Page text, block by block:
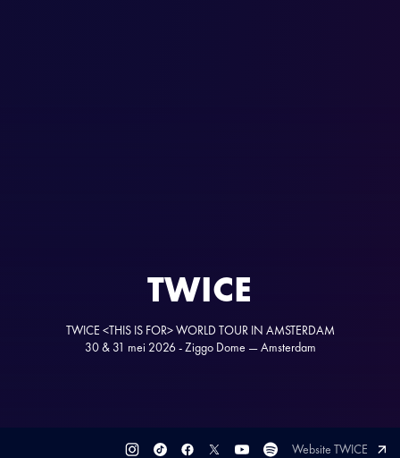
TWICE
TWICE <THIS IS FOR> WORLD TOUR IN AMSTERDAM
30 & 31 mei 2026 - Ziggo Dome — Amsterdam
Website TWICE